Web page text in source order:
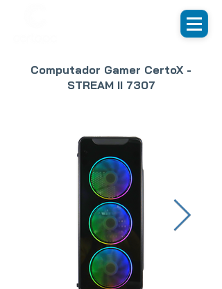
Computador Gamer CertoX -
STREAM II 7307